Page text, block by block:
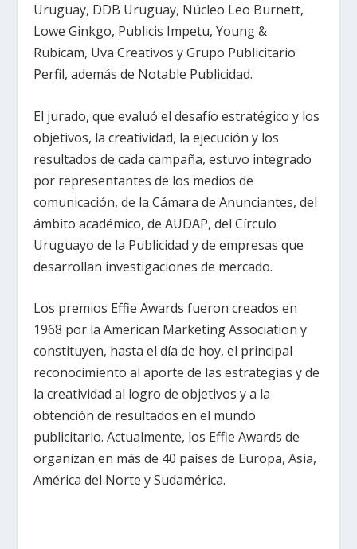
Uruguay, DDB Uruguay, Núcleo Leo Burnett,
Lowe Ginkgo, Publicis Impetu, Young &
Rubicam, Uva Creativos y Grupo Publicitario
Perfil, además de Notable Publicidad.
El jurado, que evaluó el desafío estratégico y los
objetivos, la creatividad, la ejecución y los
resultados de cada campaña, estuvo integrado
por representantes de los medios de
comunicación, de la Cámara de Anunciantes, del
ámbito académico, de AUDAP, del Círculo
Uruguayo de la Publicidad y de empresas que
desarrollan investigaciones de mercado.
Los premios Effie Awards fueron creados en
1968 por la American Marketing Association y
constituyen, hasta el día de hoy, el principal
reconocimiento al aporte de las estrategias y de
la creatividad al logro de objetivos y a la
obtención de resultados en el mundo
publicitario. Actualmente, los Effie Awards de
organizan en más de 40 países de Europa, Asia,
América del Norte y Sudamérica.